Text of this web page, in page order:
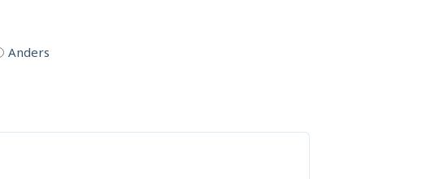
Anders